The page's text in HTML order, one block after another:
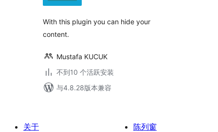
With this plugin you can hide your
content.
Mustafa KUCUK
不到10 个活跃安装
与4.8.28版本兼容
关于
陈列窗